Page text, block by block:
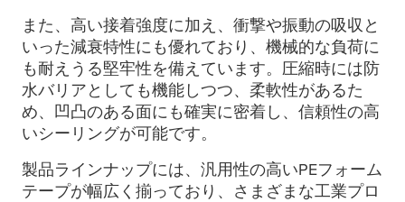
また、高い接着強度に加え、衝撃や振動の吸収と
いった減衰特性にも優れており、機械的な負荷に
も耐えうる堅牢性を備えています。圧縮時には防
水バリアとしても機能しつつ、柔軟性があるた
め、凹凸のある面にも確実に密着し、信頼性の高
いシーリングが可能です。
製品ラインナップには、汎用性の高いPEフォーム
テープが幅広く揃っており、さまざまな工業プロ